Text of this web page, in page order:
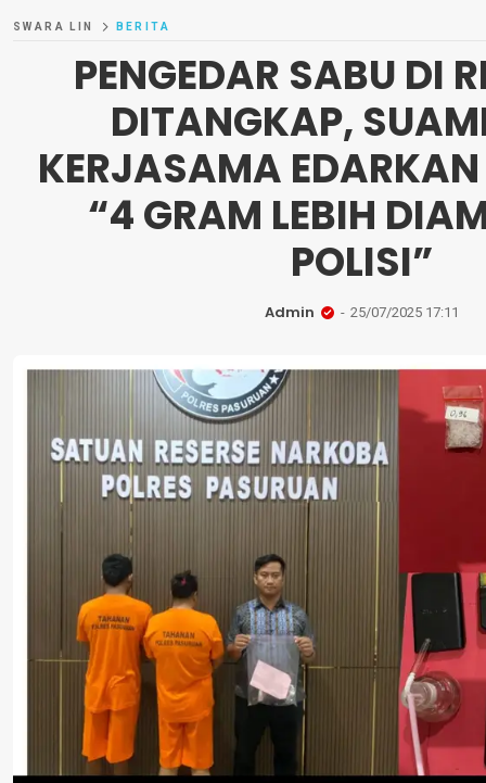
SWARA LIN BERITA
PENGEDAR SABU DI
DITANGKAP,
KERJASAMA
“4 GRAM LEBIH
POLISI”
Admin 25/07/2025 17:11